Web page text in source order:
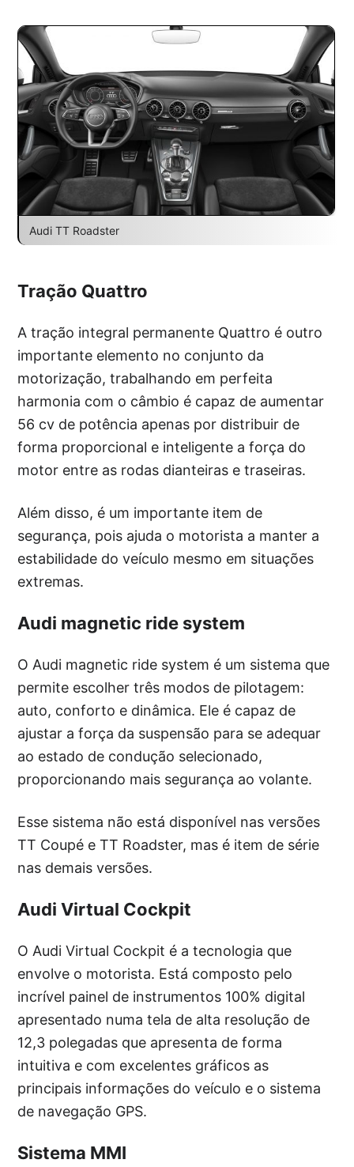
Audi TT Roadster
Tração Quattro
A tração integral permanente Quattro é outro
importante elemento no conjunto da
motorização, trabalhando em perfeita
harmonia com o câmbio é capaz de aumentar
56 cv de potência apenas por distribuir de
forma proporcional e inteligente a força do
motor entre as rodas dianteiras e traseiras.
Além disso, é um importante item de
segurança, pois ajuda o motorista a manter a
estabilidade do veículo mesmo em situações
extremas.
Audi magnetic ride system
O Audi magnetic ride system é um sistema que
permite escolher três modos de pilotagem:
auto, conforto e dinâmica. Ele é capaz de
ajustar a força da suspensão para se adequar
ao estado de condução selecionado,
proporcionando mais segurança ao volante.
Esse sistema não está disponível nas versões
TT Coupé e TT Roadster, mas é item de série
nas demais versões.
Audi Virtual Cockpit
O Audi Virtual Cockpit é a tecnologia que
envolve o motorista. Está composto pelo
incrível painel de instrumentos 100% digital
apresentado numa tela de alta resolução de
12,3 polegadas que apresenta de forma
intuitiva e com excelentes gráficos as
principais informações do veículo e o sistema
de navegação GPS.
Sistema MMI